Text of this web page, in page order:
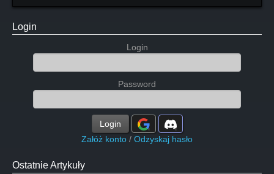
Login
Login
Password
Login
Załóż konto / Odzyskaj hasło
Ostatnie Artykuły